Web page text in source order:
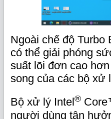
Ngoài chế độ Turbo
có thể giải phóng
suất lõi đơn cao
song của các bộ xử
Bộ xử lý Intel ®
người dùng tận